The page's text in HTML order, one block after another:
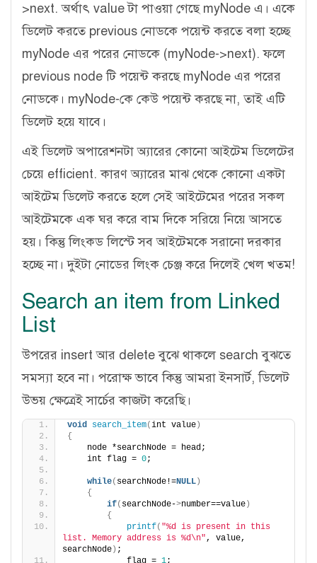
>next. অর্থাৎ value টা পাওয়া গেছে myNode এ। একে
ডিলেট করতে previous নোডকে পয়েন্ট করতে বলা হচ্ছে
myNode এর পরের নোডকে (myNode->next). ফলে
previous node টি পয়েন্ট করছে myNode এর পরের
নোডকে। myNode-কে কেউ পয়েন্ট করছে না, তাই এটি
ডিলেট হয়ে যাবে।
এই ডিলেট অপারেশনটা অ্যারের কোনো আইটেম ডিলেটের
চেয়ে efficient. কারণ অ্যারের মাঝ থেকে কোনো একটা
আইটেম ডিলেট করতে হলে সেই আইটেমের পরের সকল
আইটেমকে এক ঘর করে বাম দিকে সরিয়ে নিয়ে আসতে
হয়। কিন্তু লিংকড লিস্টে সব আইটেমকে সরানো দরকার
হচ্ছে না। দুইটা নোডের লিংক চেঞ্জ করে দিলেই খেল খতম!
Search an item from Linked
List
উপরের insert আর delete বুঝে থাকলে search বুঝতে
সমস্যা হবে না। পরোক্ষ ভাবে কিন্তু আমরা ইনসার্ট, ডিলেট
উভয় ক্ষেত্রেই সার্চের কাজটা করেছি।
void search_item(int value )
{
    node *searchNode = head;
    int flag =
0;
while( searchNode!=NULL )
{
if( searchNode->number==value )
{
printf( "%d is present in this
list. Memory address is %d\n", value,
searchNode ) ;